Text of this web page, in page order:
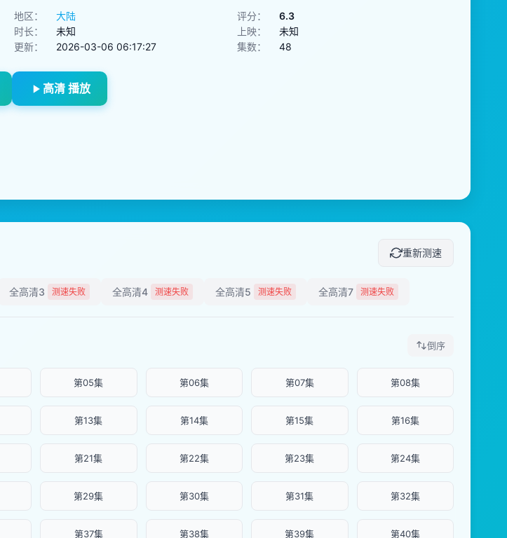
地区： 大陆 评分：
6.3
时长： 未知 上映：
未知
更新： 2026-03-06 06:17:27 集数： 48
高清 播放
重新测速
全高清3 测速失败 全高清4 测速失败 全高清5 测速失败 全高清7 测速失败
倒序
第05集 第06集 第07集 第08集
第13集 第14集 第15集 第16集
第21集 第22集 第23集 第24集
第29集 第30集 第31集 第32集
第37集 第38集 第39集 第40集